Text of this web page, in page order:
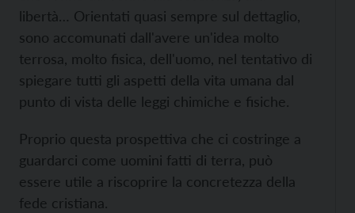
libertà… Orientati quasi sempre sul dettaglio,
sono accomunati dall'avere un'idea molto
terrosa, molto fisica, dell'uomo, nel tentativo di
spiegare tutti gli aspetti della vita umana dal
punto di vista delle leggi chimiche e fisiche.
Proprio questa prospettiva che ci costringe a
guardarci come uomini fatti di terra, può
essere utile a riscoprire la concretezza della
fede cristiana.